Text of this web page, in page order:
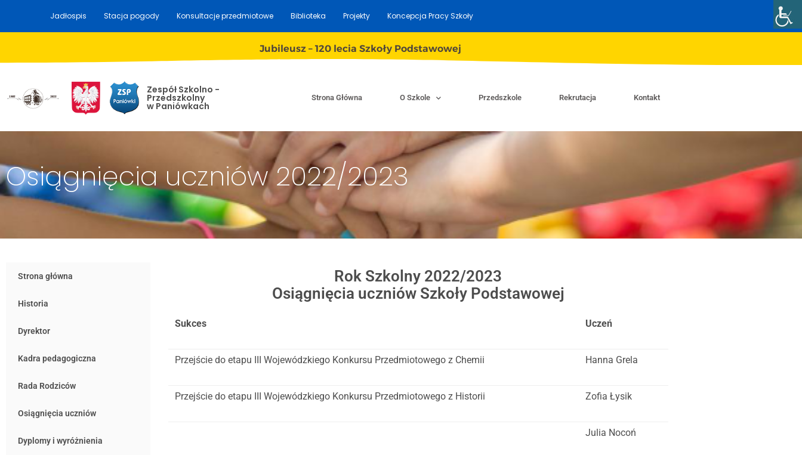
Jadłospis Stacja pogody Konsultacje przedmiotowe Biblioteka Projekty Koncepcja Pracy Szkoły
Jubileusz – 120 lecia Szkoły Podstawowej
Zespół Szkolno -
Przedszkolny
w Paniówkach
Strona Główna O Szkole Przedszkole Rekrutacja Kontakt
Osiągnięcia uczniów 2022/2023
Strona główna
Historia
Dyrektor
Kadra pedagogiczna
Rada Rodziców
Osiągnięcia uczniów
Dyplomy i wyróżnienia
Rok Szkolny 2022/2023
Osiągnięcia uczniów Szkoły Podstawowej
Sukces Uczeń
Przejście do etapu III Wojewódzkiego Konkursu Przedmiotowego z Chemii Hanna Grela
Przejście do etapu III Wojewódzkiego Konkursu Przedmiotowego z Historii Zofia Łysik
Julia Nocoń